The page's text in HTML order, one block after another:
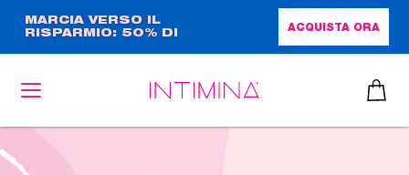
contenuto
principale
MARCIA VERSO IL
RISPARMIO: 50% DI
FORMATO COMPLETO!!
ACQUISTA ORA